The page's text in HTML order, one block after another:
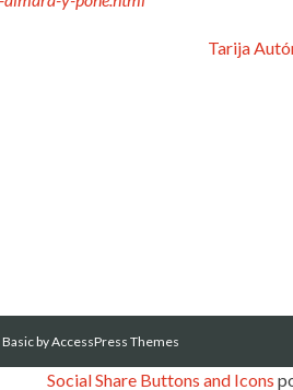
Tarija
by AccessPress Themes
Social Share Buttons and Icons